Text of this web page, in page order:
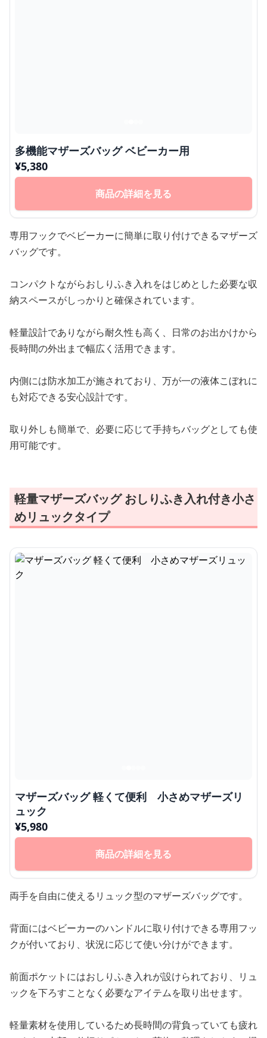
多機能マザーズバッグ ベビーカー用
¥5,380
商品の詳細を見る
専用フックでベビーカーに簡単に取り付けできるマザーズ
バッグです。
コンパクトながらおしりふき入れをはじめとした必要な収
納スペースがしっかりと確保されています。
軽量設計でありながら耐久性も高く、日常のお出かけから
長時間の外出まで幅広く活用できます。
内側には防水加工が施されており、万が一の液体こぼれに
も対応できる安心設計です。
取り外しも簡単で、必要に応じて手持ちバッグとしても使
用可能です。
軽量マザーズバッグ おしりふき入れ付き小さ
めリュックタイプ
マザーズバッグ 軽くて便利 小さめマザーズリ
ュック
¥5,980
商品の詳細を見る
両手を自由に使えるリュック型のマザーズバッグです。
背面にはベビーカーのハンドルに取り付けできる専用フッ
クが付いており、状況に応じて使い分けができます。
前面ポケットにはおしりふき入れが設けられており、リュ
ックを下ろすことなく必要なアイテムを取り出せます。
軽量素材を使用しているため長時間の背負っていても疲れ